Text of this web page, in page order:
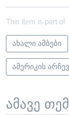
This item is part of
ახალი ამბები
ამერიკის
ამავე